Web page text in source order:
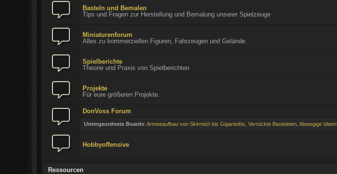
Basteln und Bemalen
Tips und Fragen zur Herstellung und Bemalung unserer Spielzeuge
Miniaturenforum
Alles zu kommerziellen Figuren, Fahrzeugen und Gelände.
Spielberichte
Theorie und Praxis von Spielberichten
Projekte
Für eure größeren Projekte.
DonVoss Forum
Untergeordnete Boards: Armeeaufbau von Skirmish bis Gigantolös Verrückte Basteleien, Abwegige Ideen
Hobbyoffensive
Ressourcen